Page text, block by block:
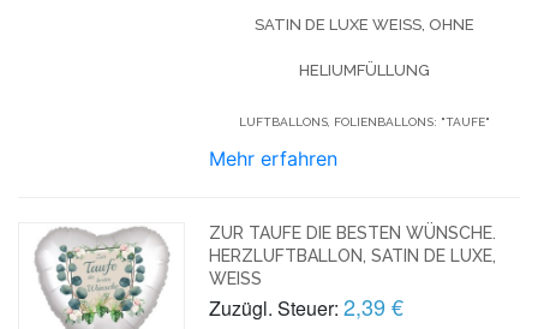
SATIN DE LUXE WEISS, OHNE H
ELIUMFÜLLUNG
LUFTBALLONS, FOLIENBALLONS: "TAUFE"
Mehr erfahren
ZUR TAUFE DIE BESTEN WÜNSCHE.
HERZLUFTBALLON, SATIN DE LUXE,
WEISS
Zuzügl. Steuer: 2,39 €